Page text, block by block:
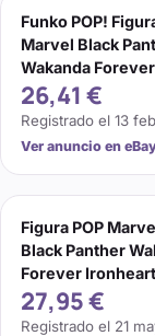
Funko POP!
Marvel Black
Wakanda Forever
Ironheart MK 2
26,41 €
Registrado el 13
Ver anuncio en
Figura POP
Black Panther
Forever
27,95 €
Registrado el 21